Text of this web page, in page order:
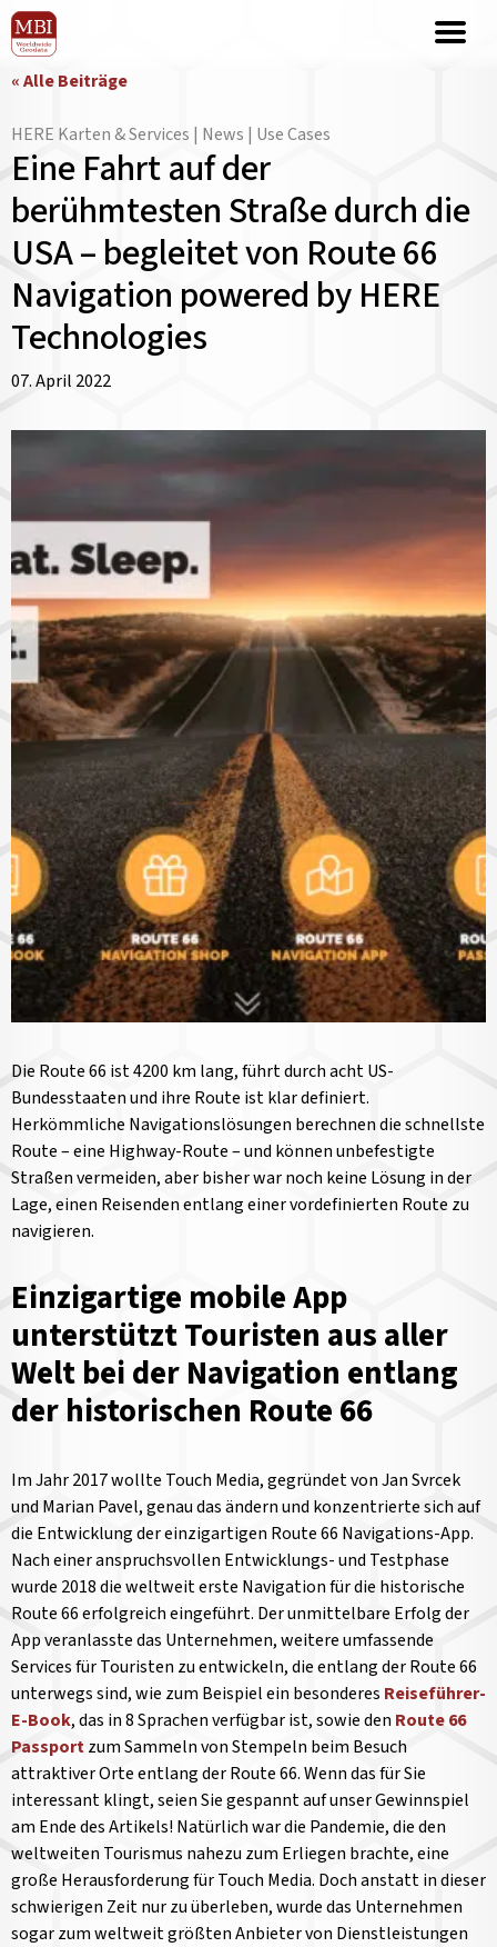
« Alle Beiträge
HERE Karten & Services | News | Use Cases
Eine Fahrt auf der
berühmtesten Straße durch die
USA – begleitet von Route 66
Navigation powered by HERE
Technologies
07. April 2022
Die Route 66 ist 4200 km lang, führt durch acht US-
Bundesstaaten und ihre Route ist klar definiert.
Herkömmliche Navigationslösungen berechnen die schnellste
Route – eine Highway-Route – und können unbefestigte
Straßen vermeiden, aber bisher war noch keine Lösung in der
Lage, einen Reisenden entlang einer vordefinierten Route zu
navigieren.
Einzigartige mobile App
unterstützt Touristen aus aller
Welt bei der Navigation entlang
der historischen Route 66
Im Jahr 2017 wollte Touch Media, gegründet von Jan Svrcek
und Marian Pavel, genau das ändern und konzentrierte sich auf
die Entwicklung der einzigartigen Route 66 Navigations-App.
Nach einer anspruchsvollen Entwicklungs- und Testphase
wurde 2018 die weltweit erste Navigation für die historische
Route 66 erfolgreich eingeführt. Der unmittelbare Erfolg der
App veranlasste das Unternehmen, weitere umfassende
Services für Touristen zu entwickeln, die entlang der Route 66
unterwegs sind, wie zum Beispiel ein besonderes Reiseführer-
E-Book, das in 8 Sprachen verfügbar ist, sowie den Route 66
Passportzum Sammeln von Stempeln beim Besuch
attraktiver Orte entlang der Route 66. Wenn das für Sie
interessant klingt, seien Sie gespannt auf unser Gewinnspiel
am Ende des Artikels! Natürlich war die Pandemie, die den
weltweiten Tourismus nahezu zum Erliegen brachte, eine
große Herausforderung für Touch Media. Doch anstatt in dieser
schwierigen Zeit nur zu überleben, wurde das Unternehmen
sogar zum weltweit größten Anbieter von Dienstleistungen